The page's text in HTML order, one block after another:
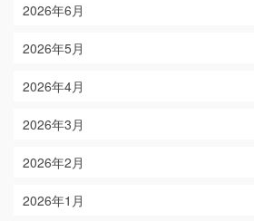
2026年6月
2026年5月
2026年4月
2026年3月
2026年2月
2026年1月